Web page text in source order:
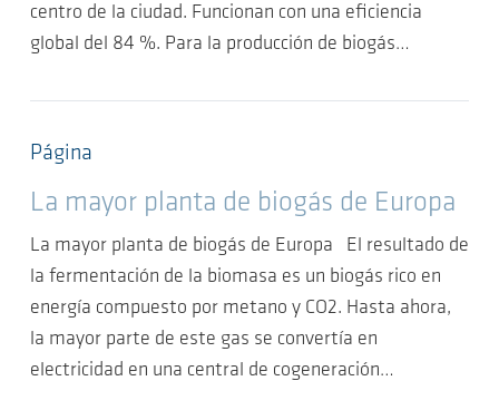
centro de la ciudad. Funcionan con una eficiencia
global del 84 %. Para la producción de biogás…
Página
La mayor planta de biogás de Europa
La mayor planta de biogás de Europa El resultado de
la fermentación de la biomasa es un biogás rico en
energía compuesto por metano y CO2. Hasta ahora,
la mayor parte de este gas se convertía en
electricidad en una central de cogeneración…